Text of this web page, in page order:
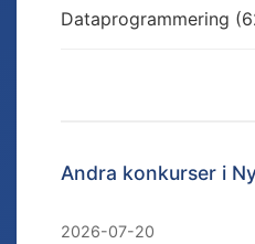
Dataprogrammering
Andra konkurser i
2026-07-20